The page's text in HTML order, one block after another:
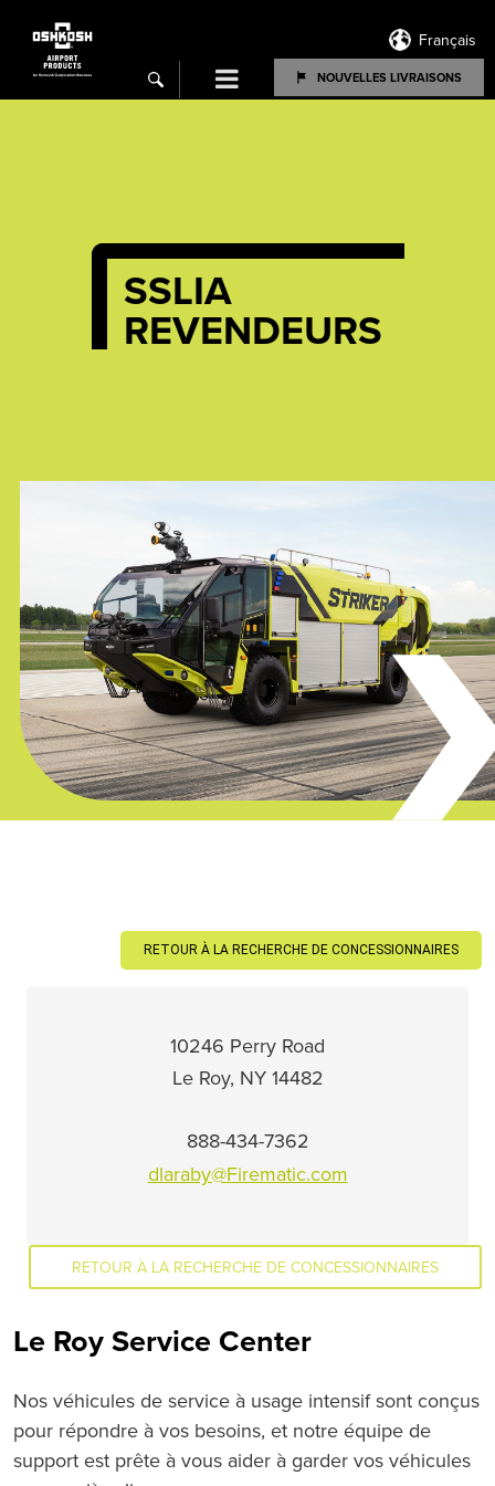
Français
search NOUVELLES LIVRAISONS
Menu
SSLIA
REVENDEURS
RETOUR À LA RECHERCHE DE CONCESSIONNAIRES
10246 Perry Road
Le Roy, NY 14482
888-434-7362
dlaraby@Firematic.com
RETOUR À LA RECHERCHE DE CONCESSIONNAIRES
Le Roy Service Center
Nos véhicules de service à usage intensif sont conçus
pour répondre à vos besoins, et notre équipe de
support est prête à vous aider à garder vos véhicules